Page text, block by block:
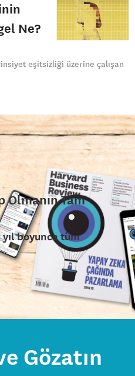
Ne?
eşitsizliği üzerine çalışan
Olmanın Tam
boyunca tüm
Gözatın